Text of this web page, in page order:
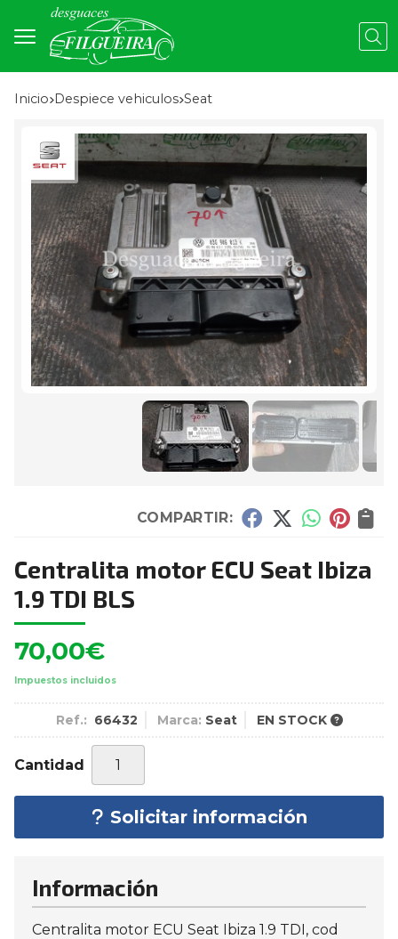
Inicio despiece vehiculos seat
COMPARTIR:
Centralita motor ECU Seat Ibiza
1.9 TDI BLS
70,00€
Impuestos incluidos
Ref.: 66432 Marca: Seat EN STOCK
Cantidad
Solicitar información
Información
Centralita motor ECU Seat Ibiza 1.9 TDI, cod